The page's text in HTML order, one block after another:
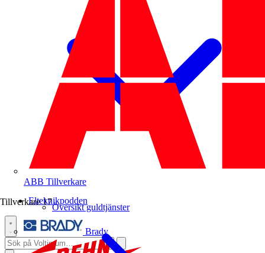
ABB Tillverkare
Tillverkare 17
Brady
Översikt guldtjänster
Elteknikpodden